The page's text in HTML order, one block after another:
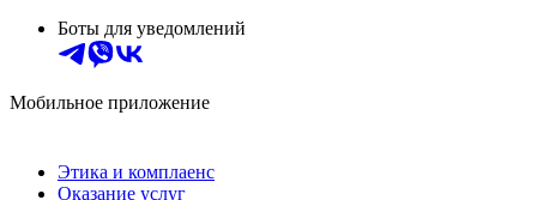
Боты для уведомлений
Мобильное приложение
Этика и комплаенс
Оказание услуг